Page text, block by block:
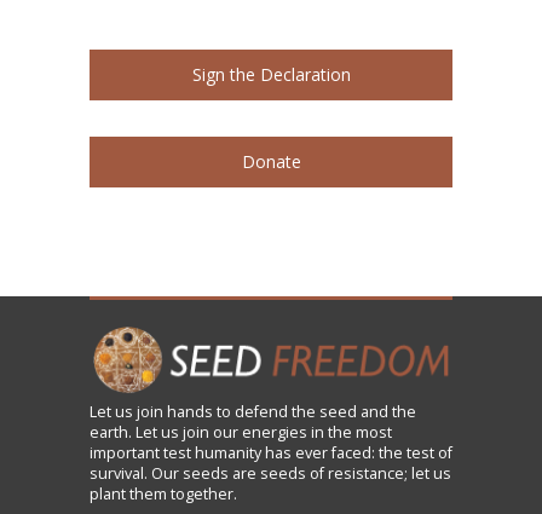
Sign the Declaration
Donate
Let us join hands to defend the seed and the
earth. Let us join our energies in the most
important test humanity has ever faced: the test of
survival. Our seeds are seeds of resistance; let us
plant them together.